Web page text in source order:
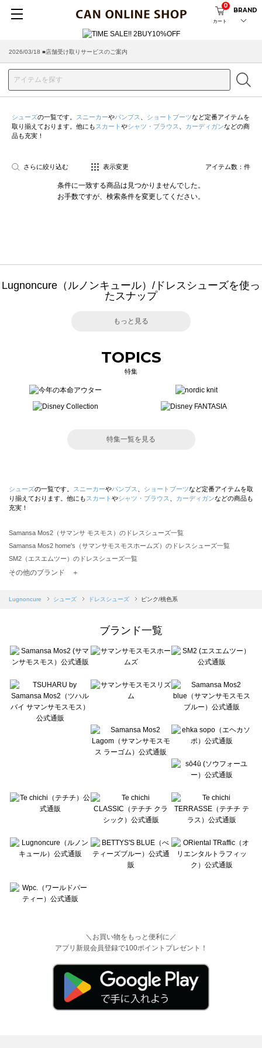
カート
0
BRAND
2026/03/18 ■店舗受け取りサービスのご案内
シューズの一覧です。 スニーカーやパンプス ショートブーツなど定番アイテムを
取り揃えております。他にも スカート やシャツ・ブラウス カーディガンなどの商
品も充実！
さらに絞り込む 表示変更 アイテム数： 件
条件に一致する商品は見つかりませんでした。
お手数ですが、検索条件を変更してください。
Lugnoncure（ルノンキュール）/ドレスシューズを使っ
たスナップ
もっと見る
TOPICS
特集
特集一覧を見る
シューズの一覧です。 スニーカーやパンプス ショートブーツなど定番アイテムを取
り揃えております。他にも スカート やシャツ・ブラウス カーディガンなどの商品も
充実！
Samansa Mos2（サマンサ モスモス）のドレスシューズ一覧
Samansa Mos2 home's（サマンサモスモスホームズ）のドレスシューズ一覧
SM2（エスエムツー）のドレスシューズ一覧
Samansa Mos2 blue（サマンサモスモス ブルー）のドレスシューズ一覧
sō4ū（ソウフォーユー）のドレスシューズ一覧
Te chichi（テチチ）のドレスシューズ一覧
Te chichi CLASSIC（テチチ クラシック）のドレスシューズ一覧
Lugnoncure（ルノンキュール）のドレスシューズ一覧
BETTY'S BLUE（べティーズブルー）のドレスシューズ一覧
Wpc.（ワールドパーティー）のドレスシューズ一覧
その他のブランド ＋
Lugnoncure シューズ ドレスシューズ ピンク/桃色系
ブランド一覧
＼お買い物をもっと便利に／
アプリ新規会員登録で100ポイントプレゼント！